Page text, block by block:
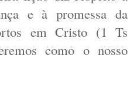
e à promessa da
em Cristo (1 Ts
como o nosso